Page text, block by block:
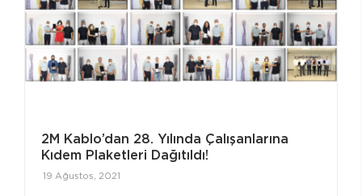
2M Kablo’dan 28. Yılında Çalışanlarına
Kıdem Plaketleri Dağıtıldı!
19 Ağustos, 2021